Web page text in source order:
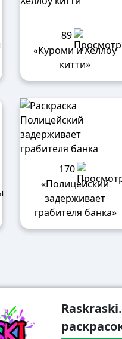
89
«Куроми и Хеллоу
китти»
170
«Полицейский
задерживает
грабителя банка»